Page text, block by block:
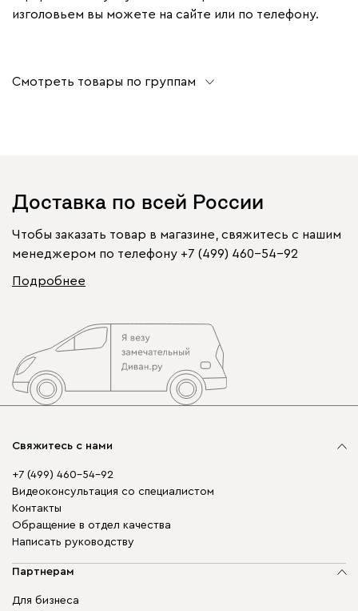
изголовьем вы можете на сайте или по телефону.
Смотреть товары по группам
Доставка по всей России
Чтобы заказать товар в магазине, свяжитесь с нашим
менеджером по телефону +7 (499) 460-54-92
Подробнее
Свяжитесь с нами
+7 (499) 460-54-92
Видеоконсультация со специалистом
Контакты
Обращение в отдел качества
Написать руководству
Партнерам
Для бизнеса